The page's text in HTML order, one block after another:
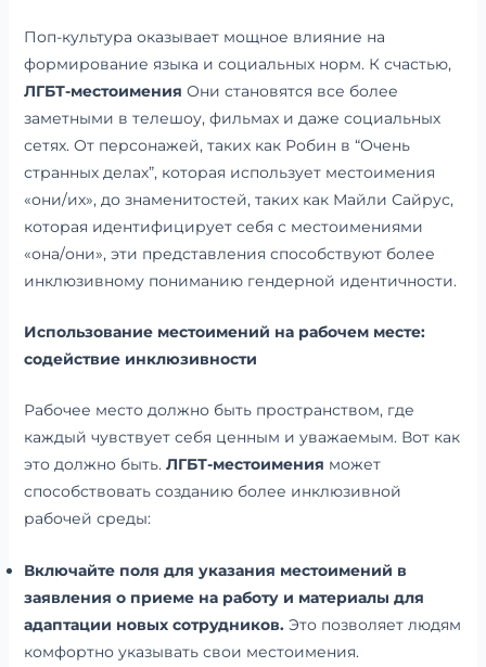
Поп-культура оказывает мощное влияние на
формирование языка и социальных норм. К счастью,
ЛГБТ-местоимения Они становятся все более
заметными в телешоу, фильмах и даже социальных
сетях. От персонажей, таких как Робин в “Очень
странных делах”, которая использует местоимения
«они/их», до знаменитостей, таких как Майли Сайрус,
которая идентифицирует себя с местоимениями
«она/они», эти представления способствуют более
инклюзивному пониманию гендерной идентичности.
Использование местоимений на рабочем месте:
содействие инклюзивности
Рабочее место должно быть пространством, где
каждый чувствует себя ценным и уважаемым. Вот как
это должно быть. ЛГБТ-местоимения может
способствовать созданию более инклюзивной
рабочей среды:
Включайте поля для указания местоимений в
заявления о приеме на работу и материалы для
адаптации новых сотрудников.Это позволяет людям
комфортно указывать свои местоимения.